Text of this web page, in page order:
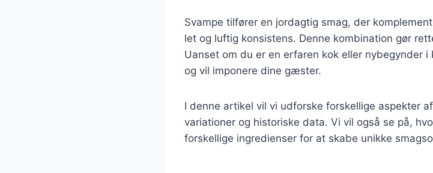
Svampe tilfører en jordagtig smag, der
let og luftig konsistens. Denne kombination gør
Uanset om du er en erfaren kok eller nybegynder
og vil imponere dine gæster.
I denne artikel vil vi udforske forskellige aspekter
variationer og historiske data. Vi vil også se på,
forskellige ingredienser for at skabe unikke